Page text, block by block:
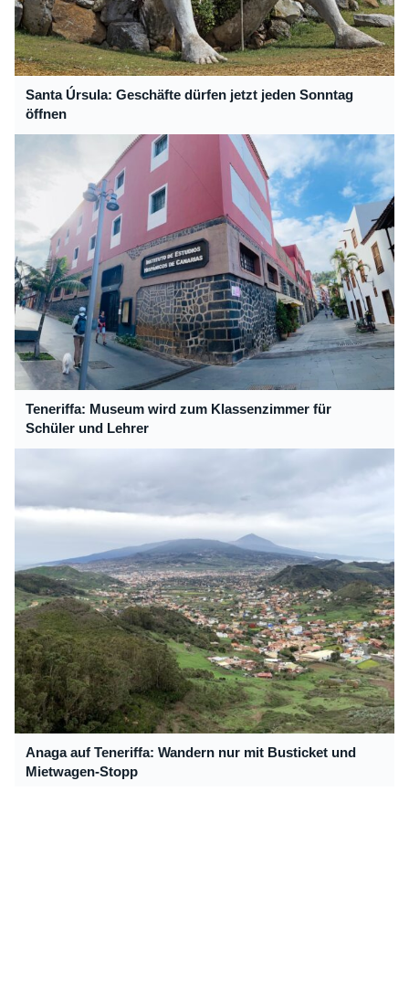
Santa Úrsula: Geschäfte dürfen jetzt jeden Sonntag
öffnen
Teneriffa: Museum wird zum Klassenzimmer für
Schüler und Lehrer
Anaga auf Teneriffa: Wandern nur mit Busticket und
Mietwagen-Stopp